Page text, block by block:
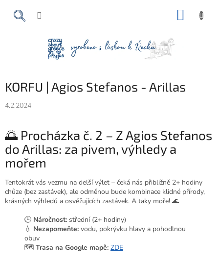
KORFU | Agios Stefanos - Arillas
4.2.2024
🌅 Procházka č. 2 – Z Agios Stefanos
do Arillas: za pivem, výhledy a
mořem
Tentokrát vás vezmu na delší výlet – čeká nás přibližně 2+ hodiny
chůze (bez zastávek), ale odměnou bude kombinace klidné přírody,
krásných výhledů a osvěžujících zastávek. A taky moře! 🌊
🕒 Náročnost: střední (2+ hodiny)
💧 Nezapomeňte: vodu, pokrývku hlavy a pohodlnou
obuv
🗺️ Trasa na Google mapě: ZDE